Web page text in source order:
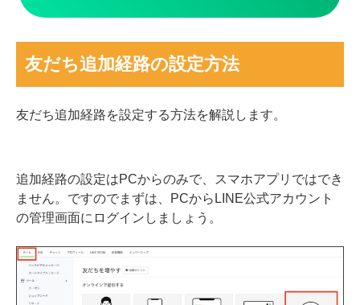
友だち追加経路の設定方法
友だち追加経路を設定する方法を解説します。
追加経路の設定はPCからのみで、スマホアプリではでき
ません。ですのでまずは、PCからLINE公式アカウント
の管理画面にログインしましょう。